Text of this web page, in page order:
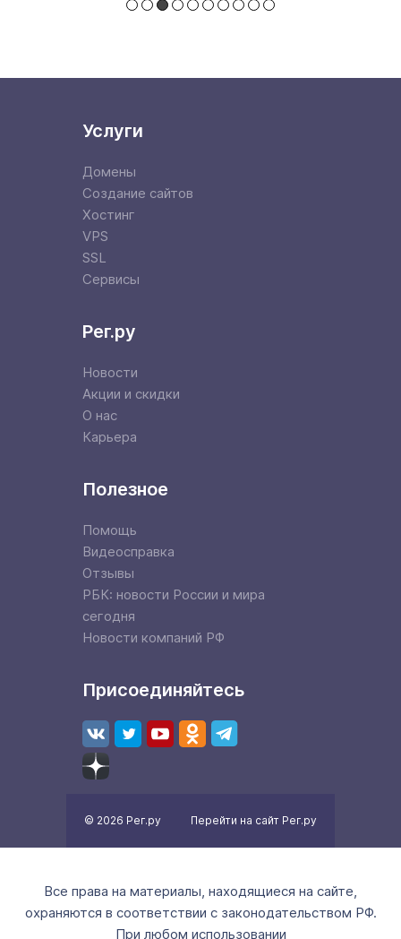
Услуги
Домены
Создание сайтов
Хостинг
VPS
SSL
Сервисы
Рег.ру
Новости
Акции и скидки
О нас
Карьера
Полезное
Помощь
Видеосправка
Отзывы
РБК: новости России и мира
сегодня
Новости компаний РФ
Присоединяйтесь
© 2026 Рег.ру Перейти на сайт Рег.ру
Все права на материалы, находящиеся на сайте,
охраняются в соответствии с законодательством РФ.
При любом использовании